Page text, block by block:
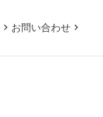
お問い合わせ